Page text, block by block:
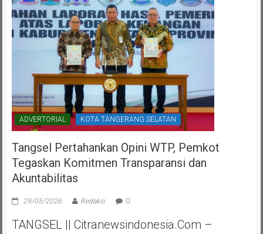
ADVERTORIAL KOTA TANGERANG SELATAN
Tangsel Pertahankan Opini WTP, Pemkot
Tegaskan Komitmen Transparansi dan
Akuntabilitas
29/05/2026 Redaksi 0
TANGSEL || Citranewsindonesia.com –